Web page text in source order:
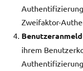
Zweifaktor-
ihrem